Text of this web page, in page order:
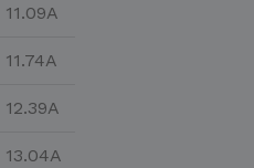
11.09A
11.74A
12.39A
13.04A